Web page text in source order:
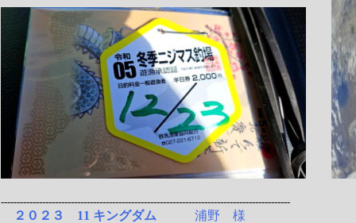
-------------------------------------------------------------------------------------------
２０２３ 11 キングダム
浦野 様